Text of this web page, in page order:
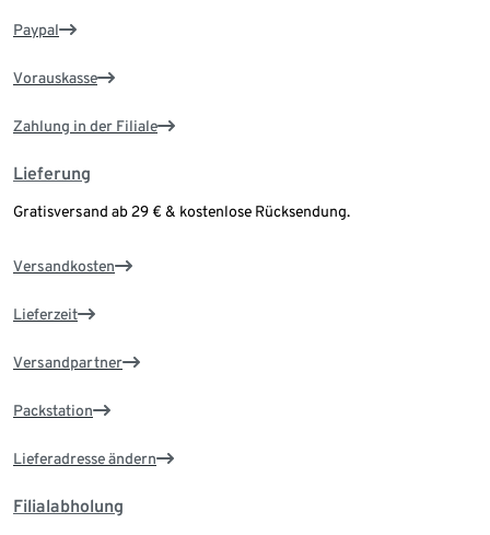
Paypal
Vorauskasse
Zahlung in der Filiale
Lieferung
Gratisversand ab 29 € & kostenlose Rücksendung.
Versandkosten
Lieferzeit
Versandpartner
Packstation
Lieferadresse ändern
Filialabholung